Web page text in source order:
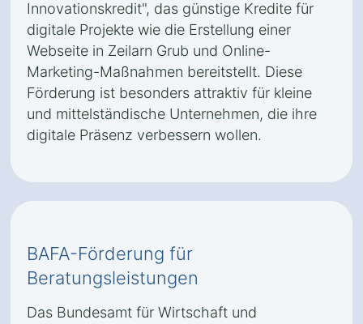
Innovationskredit", das günstige Kredite für
digitale Projekte wie die Erstellung einer
Webseite in Zeilarn Grub und Online-
Marketing-Maßnahmen bereitstellt. Diese
Förderung ist besonders attraktiv für kleine
und mittelständische Unternehmen, die ihre
digitale Präsenz verbessern wollen.
BAFA-Förderung für
Beratungsleistungen
Das Bundesamt für Wirtschaft und